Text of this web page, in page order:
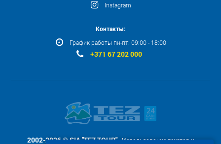
Instagram
Контакты:
График работы пн-пт: 09:00 - 18:00
+371 67 202 000
2002-2026 © SIA "TEZ TOUR"- Использование текстов и